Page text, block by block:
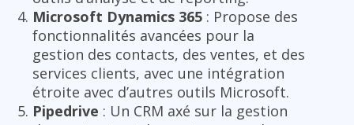
Microsoft Dynamics 365 : Propose des
fonctionnalités avancées pour la
gestion des contacts, des ventes, et des
services clients, avec une intégration
étroite avec d’autres outils Microsoft.
Pipedrive : Un CRM axé sur la gestion